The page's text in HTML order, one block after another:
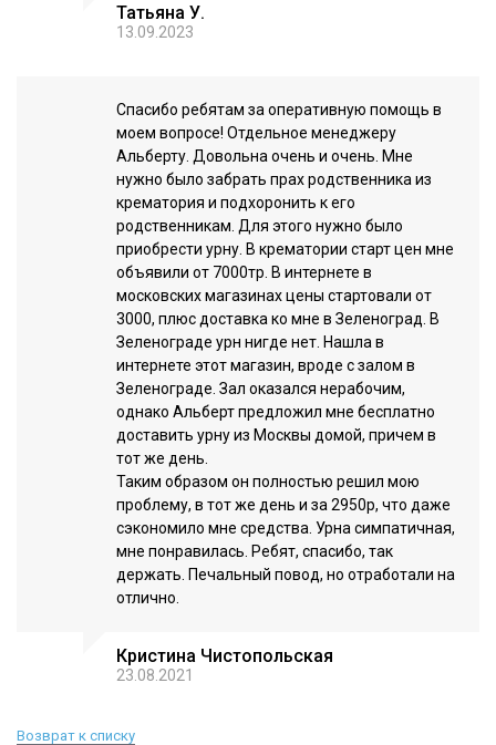
Татьяна У.
13.09.2023
Спасибо ребятам за оперативную помощь в
моем вопросе! Отдельное менеджеру
Альберту. Довольна очень и очень. Мне
нужно было забрать прах родственника из
крематория и подхоронить к его
родственникам. Для этого нужно было
приобрести урну. В крематории старт цен мне
объявили от 7000тр. В интернете в
московских магазинах цены стартовали от
3000, плюс доставка ко мне в Зеленоград. В
Зеленограде урн нигде нет. Нашла в
интернете этот магазин, вроде с залом в
Зеленограде. Зал оказался нерабочим,
однако Альберт предложил мне бесплатно
доставить урну из Москвы домой, причем в
тот же день.
Таким образом он полностью решил мою
проблему, в тот же день и за 2950р, что даже
сэкономило мне средства. Урна симпатичная,
мне понравилась. Ребят, спасибо, так
держать. Печальный повод, но отработали на
отлично.
Кристина Чистопольская
23.08.2021
Возврат к списку